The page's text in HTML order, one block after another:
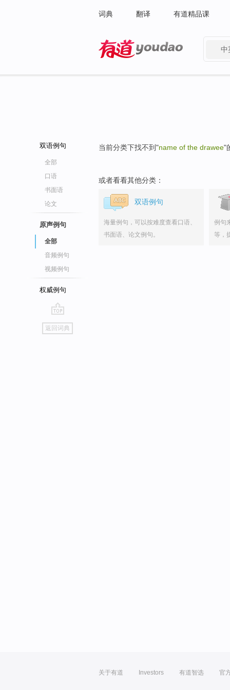
词典 翻译 有道精品课
中
双语例句
全部
口语
书面语
论文
原声例句
全部
音频例句
视频例句
权威例句
go
top
返回词典
当前分类下找不到"name of the drawee"
或者看看其他分类：
双语例句
海量例句，可以按难度查看口语、
书面语、论文例句。
例句
等，
关于有道 Investors 有道智选 官